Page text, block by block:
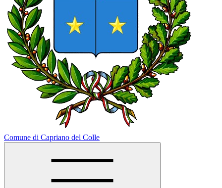
Comune di Capriano del Colle